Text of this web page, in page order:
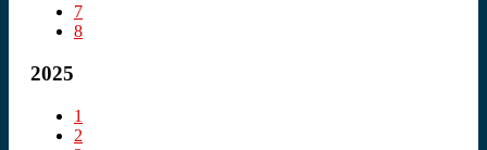
7
8
2025
1
2